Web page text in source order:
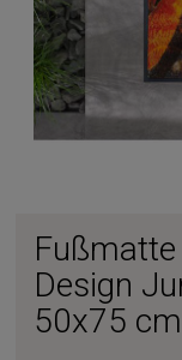
Design
50x75 cm